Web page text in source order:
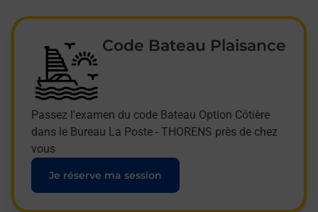
Code Bateau Plaisance
Passez l'examen du code Bateau Option Côtière
dans le Bureau La Poste - THORENS près de chez
vous
Je réserve ma session